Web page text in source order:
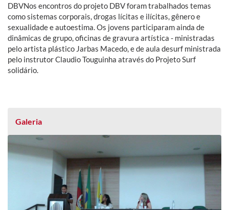
DBVNos encontros do projeto DBV foram trabalhados temas
como sistemas corporais, drogas lícitas e ilícitas, gênero e
sexualidade e autoestima. Os jovens participaram ainda de
dinâmicas de grupo, oficinas de gravura artística - ministradas
pelo artista plástico Jarbas Macedo, e de aula desurf ministrada
pelo instrutor Claudio Touguinha através do Projeto Surf
solidário.
Galeria